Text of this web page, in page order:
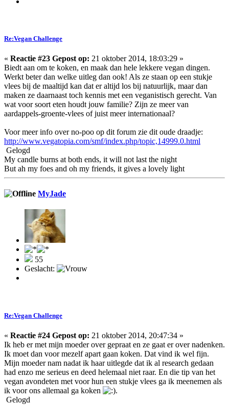
Re:Vegan Challenge
« Reactie #23 Gepost op: 21 oktober 2014, 18:03:29 »
Biedt aan om te koken, en maak dan hele lekkere vegan dingen.
Werkt beter dan welke uitleg dan ook! Als ze staan op een stukje
vlees bij de maaltijd kan dat er altijd los bij natuurlijk, maar dan
maken ze daarnaast toch kennis met een veganistisch gerecht. Van
wat voor soort eten houdt jouw familie? Zijn ze meer van
aardappels-groente-vlees of juist meer internationaal?
Voor meer info over no-poo op dit forum zie dit oude draadje:
http://www.vegatopia.com/smf/index.php/topic,14999.0.html
Gelogd
My candle burns at both ends, it will not last the night
But ah my foes and oh my friends, it gives a lovely light
MyJade
55
Geslacht:
Re:Vegan Challenge
« Reactie #24 Gepost op: 21 oktober 2014, 20:47:34 »
Ik heb er met mijn moeder over gepraat en ze gaat er over nadenken.
Ik moet dan voor mezelf apart gaan koken. Dat vind ik wel fijn.
Mijn moeder nam nadat ik haar uitlegde dat ik al research gedaan
had enzo me serieus en deed helemaal niet raar. En die tip van het
vegan avondeten met voor hun een stukje vlees ga ik meenemen als
ik voor ons allemaal ga koken
.
Gelogd